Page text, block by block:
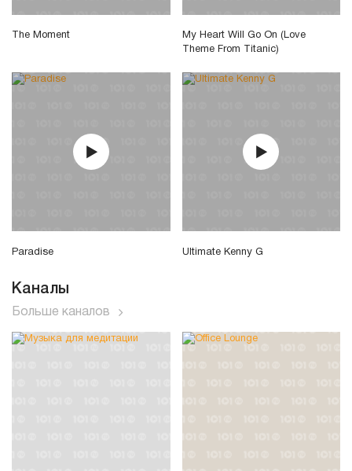
The Moment
My Heart Will Go On (Love
Theme From Titanic)
Paradise Ultimate Kenny G
Каналы
Больше каналов